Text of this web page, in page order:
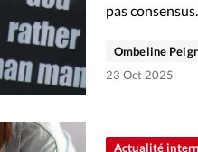
Vie Intérieure
pas consensus.
Ombeline
23 Oct 2025
Actualité